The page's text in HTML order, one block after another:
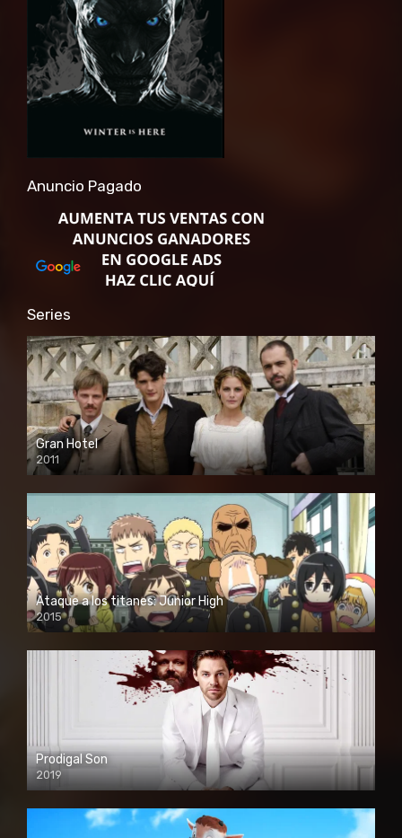
Anuncio Pagado
Series
Gran Hotel
2011
Ataque a los titanes: Junior High
2015
Prodigal Son
2019